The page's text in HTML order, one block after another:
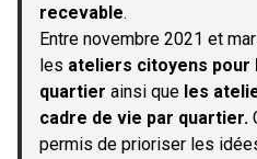
recevable.
Entre novembre 2021 et
les ateliers citoyens pour
quartier ainsi que les
cadre de vie par quartier.
permis de prioriser les